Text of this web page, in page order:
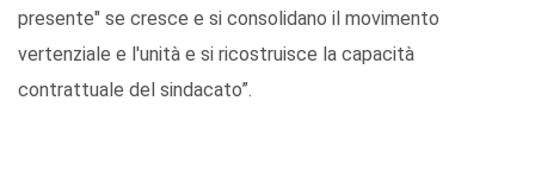
presente" se cresce e si consolidano il movimento
vertenziale e l'unità e si ricostruisce la capacità
contrattuale del sindacato”.